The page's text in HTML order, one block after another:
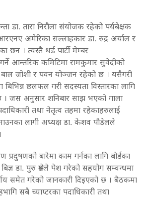
डा. तारा निरौला संयोजक रहेको पर्यबेक्षक
अमेरिका सल्लाहकार डा. रुद्र अर्याल र
छन । त्यस्तै थर्ड पार्टी मेम्बर
आन्तरिक कमिटिमा रामकुमार सुवेदीको
जोशी र पवन योञ्जन रहेको छ । यसैगरी
छलफल गरी सदस्यता विस्तारका लागि
। जस अनुसार शनिबार साझ भएको गाला
तथा नेतृत्व तहमा रहेकाहरुलाई
लागी अध्यक्ष डा. केशव पौडेलले
बारेमा काम गर्नका लागि बोर्डका
डा. पुरु श्रेष्ठले पेश गरेको सहयोग सम्वन्धमा
समेत गरेको जानकारी दिइएको छ । बैठकमा
सबै च्याप्टरका पदाधिकारी तथा